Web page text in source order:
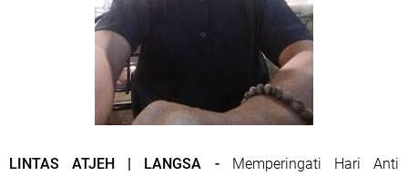
LINTAS ATJEH | LANGSA -Memperingati Hari Anti